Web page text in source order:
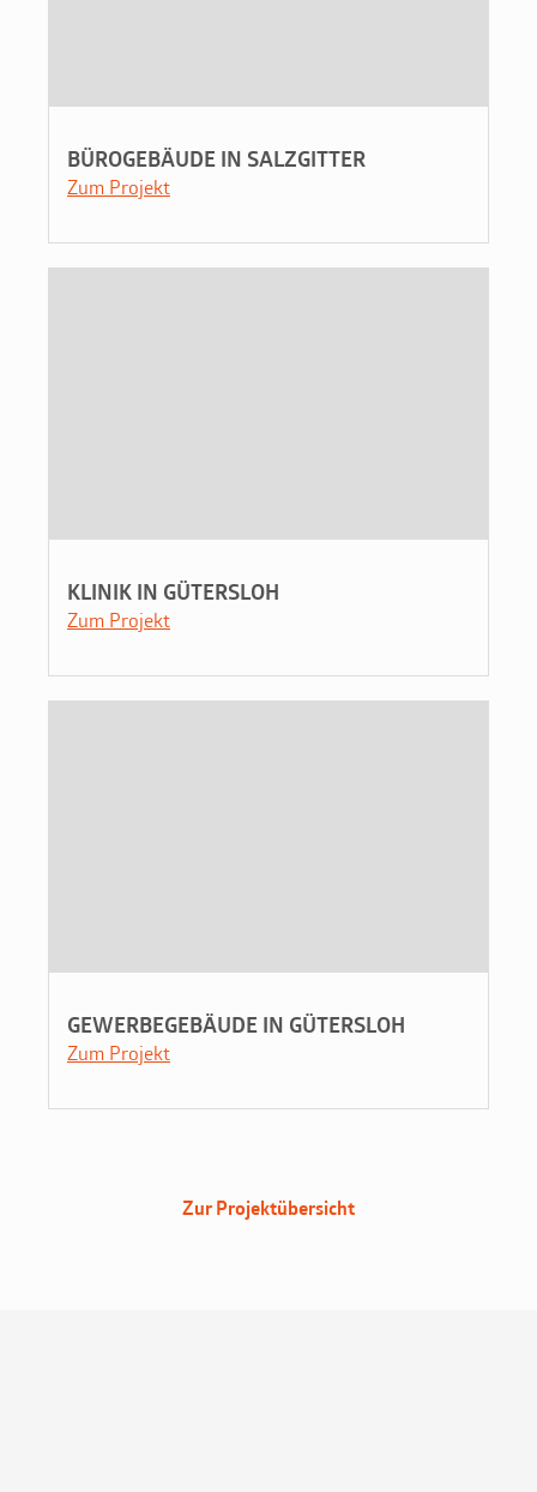
BÜROGEBÄUDE IN SALZGITTER
Zum Projekt
KLINIK IN GÜTERSLOH
Zum Projekt
GEWERBEGEBÄUDE IN GÜTERSLOH
Zum Projekt
Zur Projektübersicht